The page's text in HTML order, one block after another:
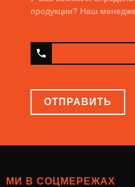
продукции? Наш
ОТПРАВИТЬ
МИ В СОЦМЕРЕЖАХ